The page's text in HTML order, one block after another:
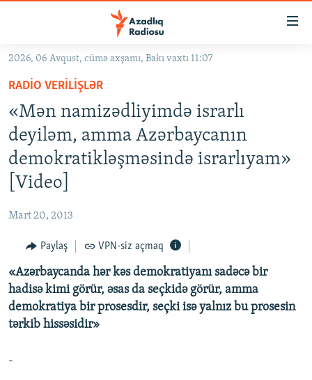
Əsas
qayıt
Əsas
naviqasiyaya
qayıt
Axtarışa
keç
GÜNDƏM
KORRUPSIOMETR
#ƏSLINDƏ
FƏRQƏ BAX
ARAŞDIRMA
MULTIMEDIA
VIDEO
FOTOQALEREYA
İNFOQRAFIKA
RADIO ARXIV
OXU ZALI
AZƏRBAYCAN ƏDƏBIYYATI KITABXANASI
HAQQIMIZDA
MISSIYAMIZ
2026, 06 Avqust, cümə axşamı, Bakı vaxtı 11:07
RADIO VERILIŞLƏR
«Mən namizədliyimdə israrlı
deyiləm, amma Azərbaycanın
demokratikləşməsində israrlıyam»
[Video]
Mart 20, 2013
Paylaş VPN-siz açmaq
«Azərbaycanda hər kəs demokratiyanı sadəcə bir
hadisə kimi görür, əsas da seçkidə görür, amma
demokratiya bir prosesdir, seçki isə yalnız bu prosesin
tərkib hissəsidir»
-